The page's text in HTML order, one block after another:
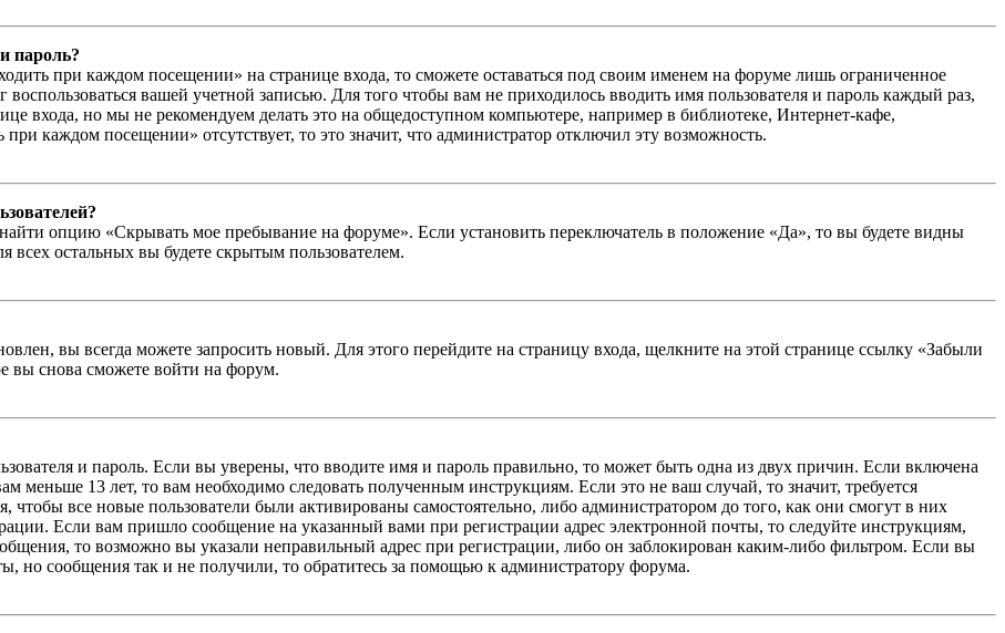
пароль?
при каждом посещении» на странице входа, то сможете оставаться под своим именем на форуме лишь ограниченное
вашей учетной записью. Для того чтобы вам не приходилось вводить имя пользователя и пароль каждый раз,
входа, но мы не рекомендуем делать это на общедоступном компьютере, например в библиотеке, Интернет-кафе,
каждом посещении» отсутствует, то это значит, что администратор отключил эту возможность.
опцию «Скрывать мое пребывание на форуме». Если установить переключатель в положение «Да», то вы будете видны
всех остальных вы будете скрытым пользователем.
вы всегда можете запросить новый. Для этого перейдите на страницу входа, щелкните на этой странице ссылку «Забыли
вы снова сможете войти на форум.
и пароль. Если вы уверены, что вводите имя и пароль правильно, то может быть одна из двух причин. Если включена
меньше 13 лет, то вам необходимо следовать полученным инструкциям. Если это не ваш случай, то значит, требуется
чтобы все новые пользователи были активированы самостоятельно, либо администратором до того, как они смогут в них
Если вам пришло сообщение на указанный вами при регистрации адрес электронной почты, то следуйте инструкциям,
то возможно вы указали неправильный адрес при регистрации, либо он заблокирован каким-либо фильтром. Если вы
но сообщения так и не получили, то обратитесь за помощью к администратору форума.